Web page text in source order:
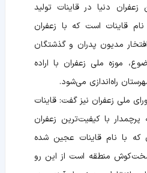
دنیا در قاینات تولید
قاینات است که با زعفران
مدیون پدران و گذشتگان
موزه ملی زعفران با اراده
راه‌اندازی می‌شود.
ملی زعفران نیز گفت: قاینات
که پرچمدار با کیفیت‌ترین زعفران
که با نام قاینات عجین شده
منطقه است از این رو